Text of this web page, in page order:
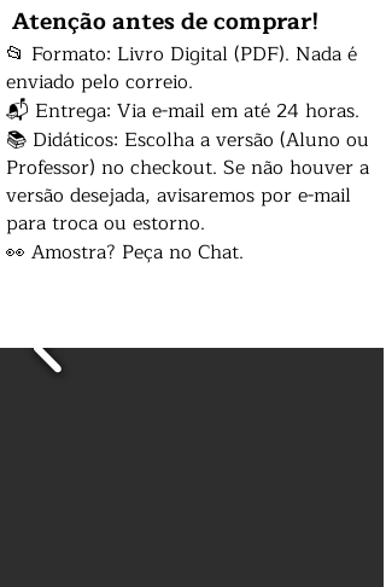
Atenção antes de comprar!
📂 Formato: Livro Digital (PDF). Nada é
enviado pelo correio.
📬 Entrega: Via e-mail em até 24 horas.
📚 Didáticos: Escolha a versão (Aluno ou
Professor) no checkout. Se não houver a
versão desejada, avisaremos por e-mail
para troca ou estorno.
👀 Amostra? Peça no Chat.